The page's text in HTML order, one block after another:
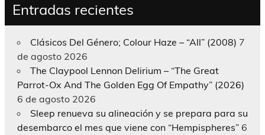
Entradas recientes
Clásicos Del Género; Colour Haze – “All” (2008) 7
de agosto 2026
The Claypool Lennon Delirium – “The Great
Parrot-Ox And The Golden Egg Of Empathy” (2026)
6 de agosto 2026
Sleep renueva su alineación y se prepara para su
desembarco el mes que viene con “Hempispheres” 6